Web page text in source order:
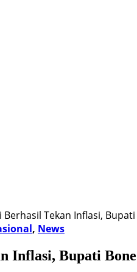
Berhasil Tekan Inflasi,
, News
Inflasi, Bupati